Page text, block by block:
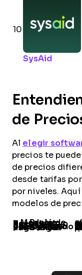
10
SysAid
de
Al elegir
precios te
de precios
desde tarifas
por niveles.
modelos de
Modelo de Precio
Por usuario o licencia Se cobra
Por uso Precio
Suscripción por niveles
Presupuesto personalizadoPrecio
Paga según uso o anual Paga